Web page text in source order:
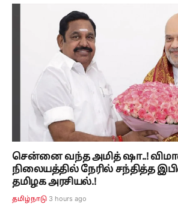
சென்னை வந்த அமித் ஷா..!
நிலையத்தில் நேரில் சந்தித்த
தமிழக அரசியல்.!
தமிழ்நாடு 3 hours ago